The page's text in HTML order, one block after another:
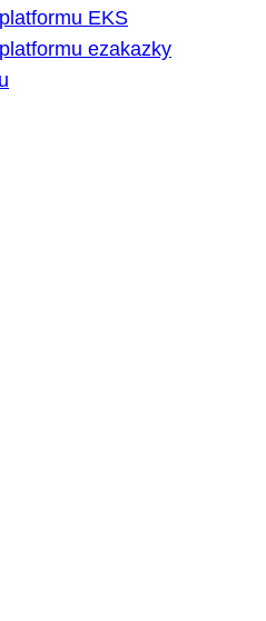
EKS
ezakazky